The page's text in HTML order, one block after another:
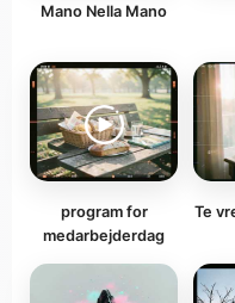
Mano Nella Mano
program for
medarbejderdag
Te